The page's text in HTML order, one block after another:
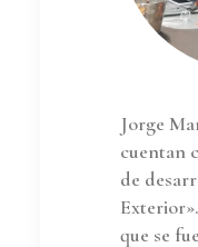
Jorge
cuentan
de
que se